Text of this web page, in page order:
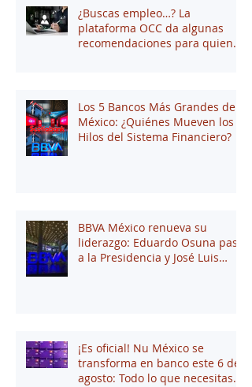
¿Buscas empleo…? La
plataforma OCC da algunas
recomendaciones para quienes
Los 5 Bancos Más Grandes de
México: ¿Quiénes Mueven los
Hilos del Sistema Financiero?
BBVA México renueva su
liderazgo: Eduardo Osuna pasa
a la Presidencia y José Luis
¡Es oficial! Nu México se
transforma en banco este 6 de
agosto: Todo lo que necesitas